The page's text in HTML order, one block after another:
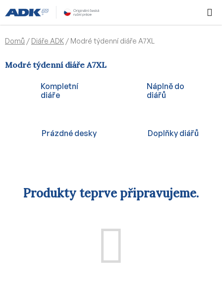
na
obsah
KOŠÍK
Domů / Diáře ADK / Modré týdenní diáře A7XL
Modré týdenní diáře A7XL
Kompletní
diáře
Náplně do
diářů
Prázdné desky Doplňky diářů
Produkty teprve připravujeme.